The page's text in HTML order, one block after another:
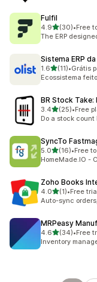
Fulfil
4.95つ星中
(30)
合計レビュー数：
•Free
The ERP
Sistema ERP
1.65つ星中
(11)
合計レビュー数：
•Grátis
Ecossistema
BR Stock
3.45つ星中
(25)
合計レビュー数：
•Free
Do a stock
SyncTo
5.05つ星中
(16)
合計レビュー数：
•Free
HomeMade.IO -
Zoho Books
4.05つ星中
(1)
合計レビュー数：
•Free
Auto-sync
MRPeasy
4.65つ星中
(34)
合計レビュー数：
•Free
Inventory